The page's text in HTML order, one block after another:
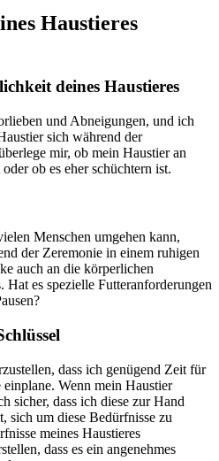
Haustieres
deines Haustieres
und Abneigungen, und ich
sich während der
mir, ob mein Haustier an
ob es eher schüchtern ist.
Menschen umgehen kann,
der Zeremonie in einem ruhigen
auch an die körperlichen
Hat es spezielle Futteranforderungen
dass ich genügend Zeit für
Wenn mein Haustier
sicher, dass ich diese zur Hand
sich um diese Bedürfnisse zu
meines Haustieres
dass es ein angenehmes